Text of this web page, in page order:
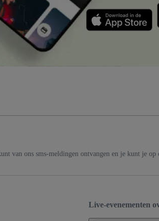
van ons sms-meldingen ontvangen en je kunt je
Live-evenementen